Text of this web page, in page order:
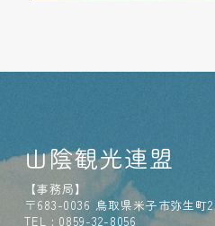
山陰観光連盟
【事務局】
〒683-0036 鳥取県米子市弥生町2
TEL : 0859-32-8056